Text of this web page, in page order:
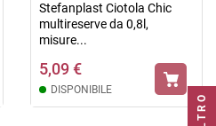
Stefanplast Ciotola Chic
multireserve da 0,8l,
misure...
5,09 €
DISPONIBILE